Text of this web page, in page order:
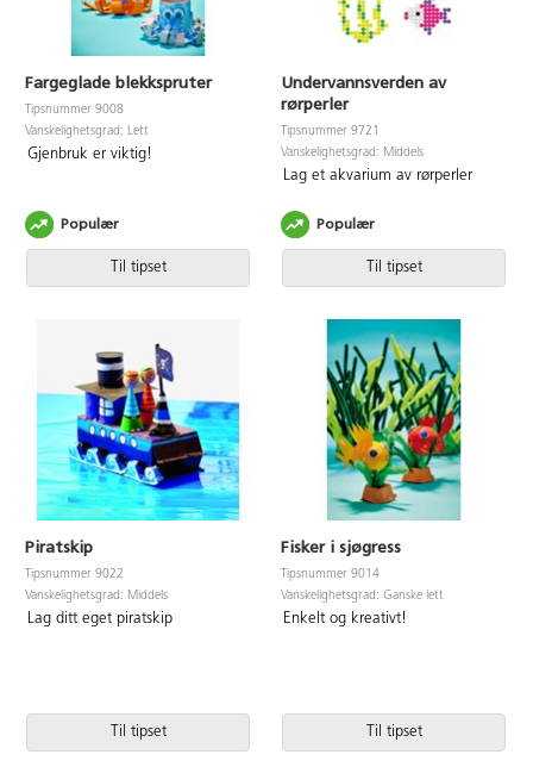
Fargeglade blekkspruter
Tipsnummer 9008
Vanskelighetsgrad: Lett
Gjenbruk er viktig!
Til tipset
Populær
Undervannsverden av
rørperler
Tipsnummer 9721
Vanskelighetsgrad: Middels
Lag et akvarium av rørperler
Til tipset
Populær
Piratskip
Tipsnummer 9022
Vanskelighetsgrad: Middels
Lag ditt eget piratskip
Til tipset
Fisker i sjøgress
Tipsnummer 9014
Vanskelighetsgrad: Ganske lett
Enkelt og kreativt!
Til tipset